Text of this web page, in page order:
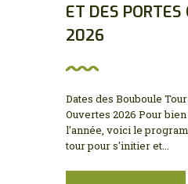
ET DES PORTES
2026
Dates des Bouboule
Ouvertes 2026 Pour
l'année, voici le
tour pour s'initier et...